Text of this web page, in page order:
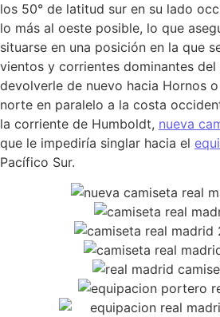
los 50° de latitud sur en su lado
lo más al oeste posible, lo que
situarse en una posición en la que
vientos y corrientes dominantes
devolverle de nuevo hacia Hornos
norte en paralelo a la costa
la corriente de Humboldt, nueva
que le impediría singlar hacia el
Pacífico Sur.